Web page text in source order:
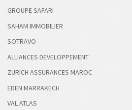
GROUPE SAFARI
SAHAM IMMOBILIER
SOTRAVO
ALLIANCES DEVELOPPEMENT
ZURICH ASSURANCES MAROC
EDEN MARRAKECH
VAL ATLAS